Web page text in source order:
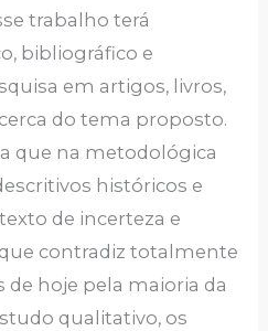
trabalho terá
bibliográfico e
em artigos, livros,
do tema proposto.
que na metodológica
históricos e
de incerteza e
contradiz totalmente
de hoje pela maioria da
qualitativo, os